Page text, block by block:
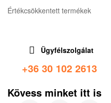
Értékcsökkentett termékek
Ügyfélszolgálat
+36 30 102 2613
Kövess minket itt is